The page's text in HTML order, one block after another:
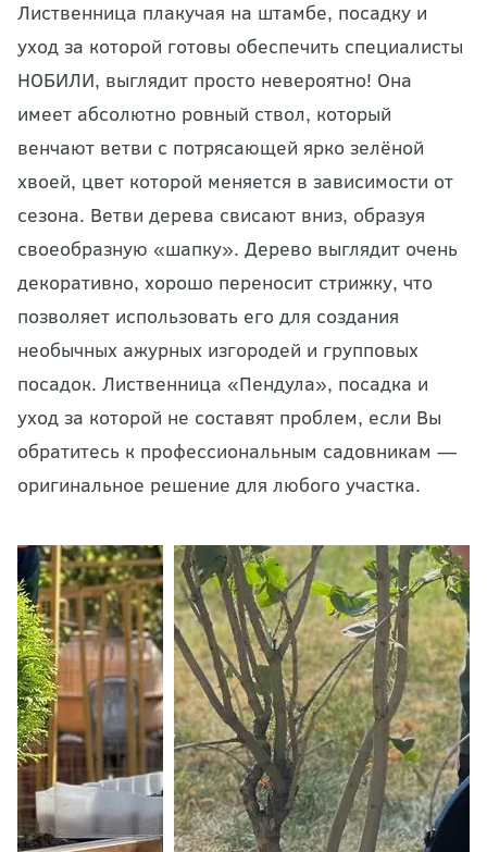
Лиственница плакучая на штамбе, посадку и
уход за которой готовы обеспечить специалисты
НОБИЛИ, выглядит просто невероятно! Она
имеет абсолютно ровный ствол, который
венчают ветви с потрясающей ярко зелёной
хвоей, цвет которой меняется в зависимости от
сезона. Ветви дерева свисают вниз, образуя
своеобразную «шапку». Дерево выглядит очень
декоративно, хорошо переносит стрижку, что
позволяет использовать его для создания
необычных ажурных изгородей и групповых
посадок. Лиственница «Пендула», посадка и
уход за которой не составят проблем, если Вы
обратитесь к профессиональным садовникам —
оригинальное решение для любого участка.